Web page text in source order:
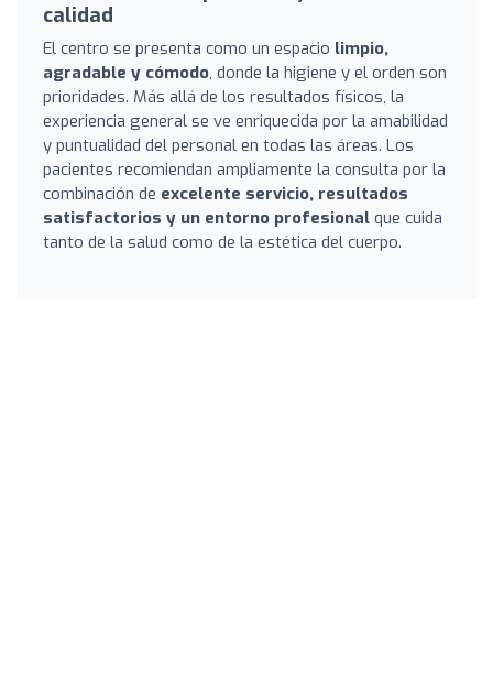
calidad
El centro se presenta como un espacio limpio,
agradable y cómodo, donde la higiene y el orden son
prioridades. Más allá de los resultados físicos, la
experiencia general se ve enriquecida por la amabilidad
y puntualidad del personal en todas las áreas. Los
pacientes recomiendan ampliamente la consulta por la
combinación de excelente servicio, resultados
satisfactorios y un entorno profesional que cuida
tanto de la salud como de la estética del cuerpo.